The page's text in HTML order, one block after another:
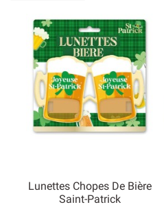
Lunettes Chopes De Bière
Saint-Patrick